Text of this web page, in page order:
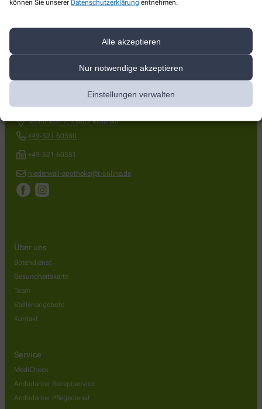
können Sie unserer Datenschutzerklärung entnehmen.
Alle akzeptieren
Nur notwendige akzeptieren
Einstellungen verwalten
Niederwall-Apotheke
Niederwall 7,33602 Bielefeld
+49-521 60380
+49-521 60351
niederwall-apotheke@t-online.de
Über uns
Botendienst
Gesundheitskarte
Team
Stellenangebote
Kontakt
Service
MediCheck
Ambulanter Rezeptservice
Ambulanter Pflegedienst